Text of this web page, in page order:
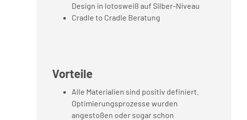
Design in lotosweiß auf Silber-Niveau
Cradle to Cradle Beratung
Vorteile
Alle Materialien sind positiv definiert.
Optimierungsprozesse wurden
angestoßen oder sogar schon